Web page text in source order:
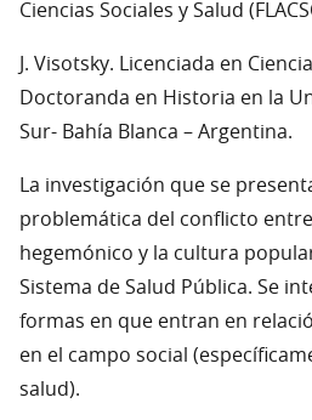
Ciencias Sociales y Salud
J. Visotsky. Licenciada en
Doctoranda en Historia en la
Sur- Bahía Blanca – Argentina.
La investigación que se
problemática del conflicto
hegemónico y la cultura
Sistema de Salud Pública. Se
formas en que entran en
en el campo social
salud).